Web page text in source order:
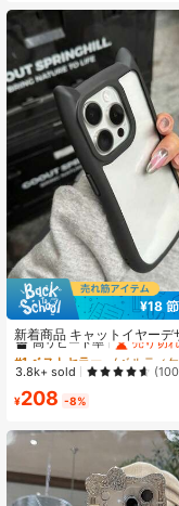
Pro/Plus対応TPUソフトフ
ケース春の誕生日プレゼン
ィーのお祝い
¥18
新着商品 キャットイヤーデ
n1 タッチフィールド対応 ア
ック モバイルケース、
Max対応、女性向けiPhone
ax/13/XS/XR/Cartoon P11/
P/7/8/SE2 用柔らかいシリ
#1 ベストセラー ノベルティ
高リピート率
売り切
#1 ベストセラー
ノベルティ
高リピート率
売り切れ
#1 ベストセラー
ノベルティ
高リピート率
売り切れ
#1 ベストセラー
高リピート率
売り切
3.8k+ sold
¥208 -8%